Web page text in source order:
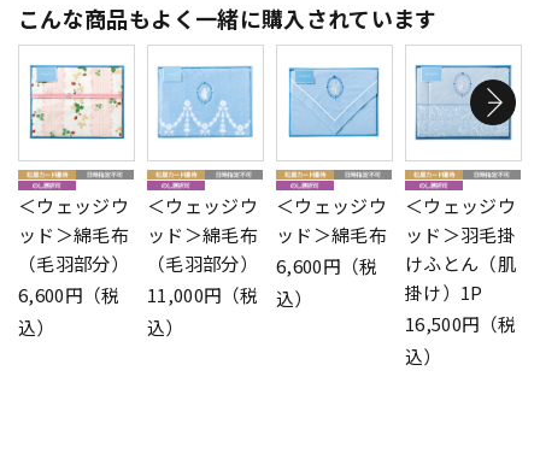
こんな商品もよく一緒に購入されています
＜ウェッジウ
ッド＞綿毛布
（毛羽部分）
6,600円（税
込）
＜ウェッジウ
ッド＞綿毛布
（毛羽部分）
11,000円（税
込）
＜ウェッジウ
ッド＞綿毛布
6,600円（税
込）
＜ウェッジウ
ッド＞羽毛掛
けふとん（肌
掛け）1P
16,500円（税
込）